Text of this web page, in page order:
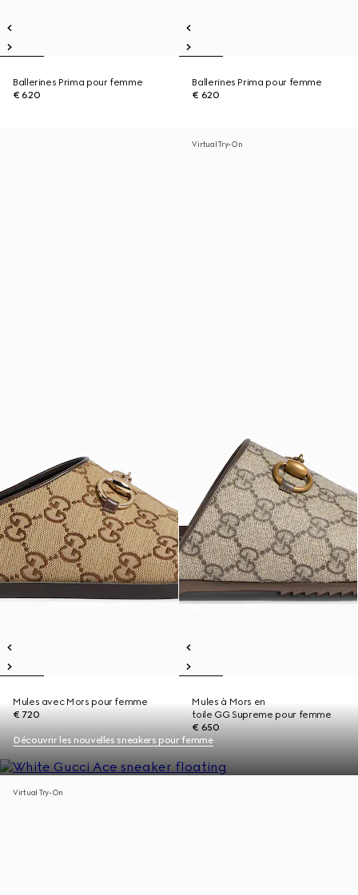
Ballerines Prima pour femme
€ 620
Ballerines Prima pour femme
€ 620
Mules avec Mors pour femme
€ 720
Virtual Try-On
Mules à Mors en
toile GG Supreme pour femme
€ 650
Découvrir les nouvelles sneakers pour femme
Virtual Try-On